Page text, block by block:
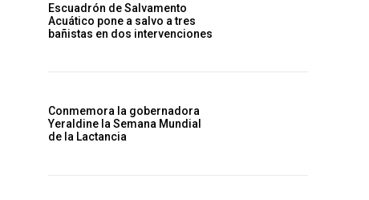
Escuadrón de Salvamento
Acuático pone a salvo a tres
bañistas en dos intervenciones
Conmemora la gobernadora
Yeraldine la Semana Mundial
de la Lactancia